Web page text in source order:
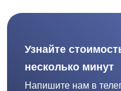
Узнайте
несколько минут
Напишите нам в